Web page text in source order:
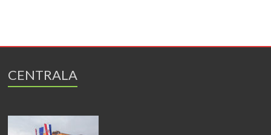
CENTRALA